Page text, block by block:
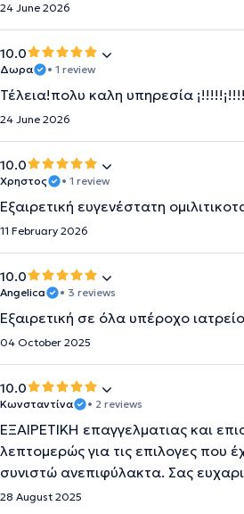
24 June 2026
10.0
Δωρα • 1 review
Τέλεια!πολυ καλη υπηρεσία
24 June 2026
10.0
Χρηστος • 1 review
Εξαιρετική ευγενέστατη
11 February 2026
10.0
Angelica • 3 reviews
Εξαιρετική σε όλα υπέροχο ιατρείο
04 October 2025
10.0
Κωνσταντίνα • 2 reviews
ΕΞΑΙΡΕΤΙΚΗ επαγγελματιας και
λεπτομερώς για τις επιλογες που
συνιστώ ανεπιφύλακτα. Σας
28 August 2025